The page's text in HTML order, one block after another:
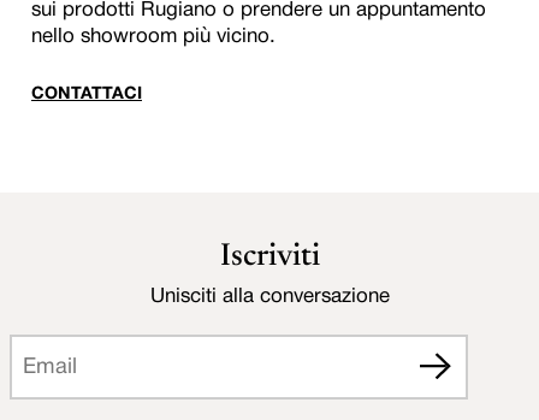
sui prodotti Rugiano o prendere un appuntamento
nello showroom più vicino.
CONTATTACI
Iscriviti
Unisciti alla conversazione